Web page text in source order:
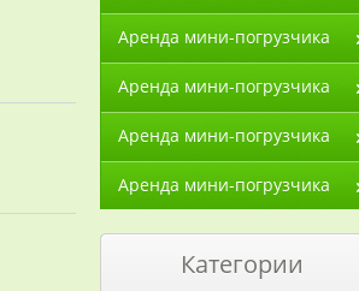
Аренда мини-погрузчика
Аренда мини-погрузчика
Аренда мини-погрузчика
Аренда мини-погрузчика
Категории